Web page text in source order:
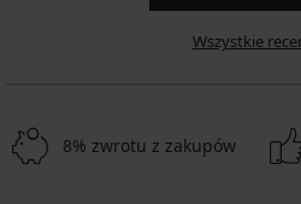
Wszystkie
8% zwrotu z zakupów